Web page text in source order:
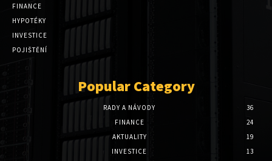
FINANCE
HYPOTÉKY
INVESTICE
POJIŠTĚNÍ
Popular Category
RADY A NÁVODY
36
FINANCE
24
AKTUALITY
19
INVESTICE
13